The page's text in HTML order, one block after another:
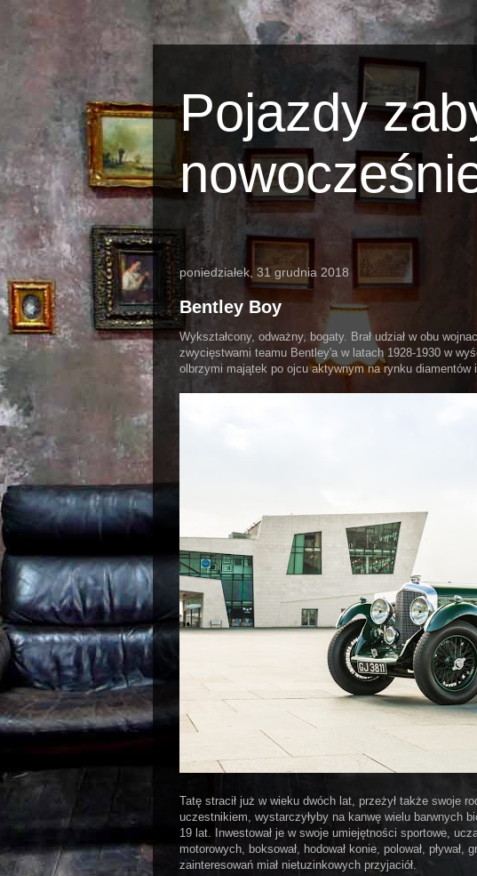
Pojazdy
poniedziałek, 31 grudnia 2018
Bentley Boy
Wykształcony, odważny, bogaty. Brał udział w obu
zwycięstwami teamu Bentley'a w latach 1928-1930 w
olbrzymi majątek po ojcu aktywnym na rynku diamentów i
Tatę stracił już w wieku dwóch lat, przeżył także swoje
uczestnikiem, wystarczyłyby na kanwę wielu barwnych
19 lat. Inwestował je w swoje umiejętności sportowe,
motorowych, boksował, hodował konie, polował,
zainteresowań miał nietuzinkowych przyjaciół.